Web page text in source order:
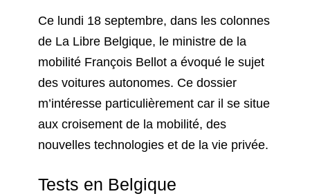
Ce lundi 18 septembre, dans les colonnes
de La Libre Belgique, le ministre de la
mobilité François Bellot a évoqué le sujet
des voitures autonomes. Ce dossier
m’intéresse particulièrement car il se situe
aux croisement de la mobilité, des
nouvelles technologies et de la vie privée.
Tests en Belgique